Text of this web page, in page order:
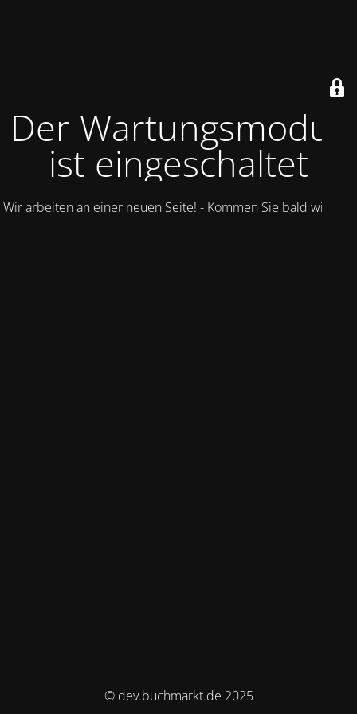
Der Wartungsmodus
ist eingeschaltet
Wir arbeiten an einer neuen Seite! - Kommen Sie bald wieder.
© dev.buchmarkt.de 2025